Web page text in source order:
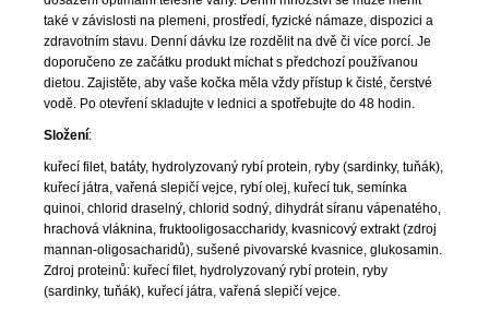
také v závislosti na plemeni, prostředí, fyzické námaze, dispozici a
zdravotním stavu. Denní dávku lze rozdělit na dvě či více porcí. Je
doporučeno ze začátku produkt míchat s předchozí používanou
dietou. Zajistěte, aby vaše kočka měla vždy přístup k čisté, čerstvé
vodě. Po otevření skladujte v lednici a spotřebujte do 48 hodin.
Složení:
kuřecí filet, batáty, hydrolyzovaný rybí protein, ryby (sardinky, tuňák),
kuřecí játra, vařená slepičí vejce, rybí olej, kuřecí tuk, semínka
quinoi, chlorid draselný, chlorid sodný, dihydrát síranu vápenatého,
hrachová vláknina, fruktooligosaccharidy, kvasnicový extrakt (zdroj
mannan-oligosacharidů), sušené pivovarské kvasnice, glukosamin.
Zdroj proteinů: kuřecí filet, hydrolyzovaný rybí protein, ryby
(sardinky, tuňák), kuřecí játra, vařená slepičí vejce.